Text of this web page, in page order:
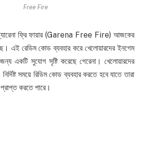
Free Fire
ফ্রি ফায়ার (Garena Free Fire) আজকের
এই রেডিম কোড ব্যবহার করে খেলোয়ারদের ইনগেম
একটি সুযোগ সৃষ্টি করেছে গেরেনা। খেলোয়ারদের
সময়ে রিডিম কোড ব্যবহার করতে হবে যাতে তারা
করতে পারে।